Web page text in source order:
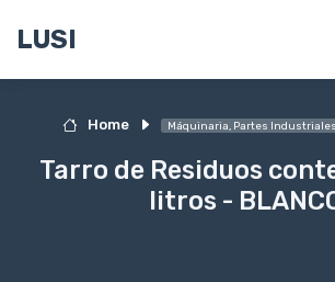
LUSI
Home Máquinaria, Partes
Tarro de Residuos
litros -